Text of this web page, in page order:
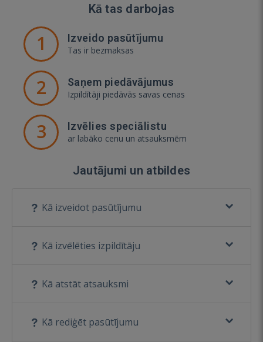
Kā tas darbojas
1 Izveido pasūtījumu
Tas ir bezmaksas
2 Saņem piedāvājumus
Izpildītāji piedāvās savas cenas
3 Izvēlies speciālistu
ar labāko cenu un atsauksmēm
Jautājumi un atbildes
Kā izveidot pasūtījumu
Kā izvēlēties izpildītāju
Kā atstāt atsauksmi
Kā rediģēt pasūtījumu